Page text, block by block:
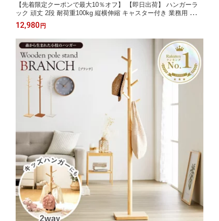
【先着限定クーポンで最大10％オフ】 【即日出荷】 ハンガーラ
ック 頑丈 2段 耐荷重100kg 縦横伸縮 キャスター付き 業務用 パイ
プハンガーラック コートハンガー 大容量 収納 洋服掛け 衣類収納
コート掛け キャスター付 おしゃれ 上下 スチール クロームメッキ
Works
12,980 円